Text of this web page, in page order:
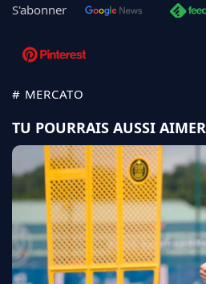
S'abonner
# MERCATO
TU POURRAIS AUSSI AIMER